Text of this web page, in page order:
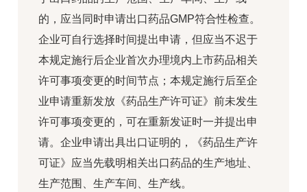
的，应当同时申请出口药品GMP符合性检查。
企业可自行选择时间提出申请，但应当不迟于
本规定施行后企业首次办理境内上市药品相关
许可事项变更的时间节点；本规定施行后至企
业申请重新发放《药品生产许可证》前未发生
许可事项变更的，可在重新发证时一并提出申
请。企业申请出具出口证明的，《药品生产许
可证》应当先载明相关出口药品的生产地址、
生产范围、生产车间、生产线。